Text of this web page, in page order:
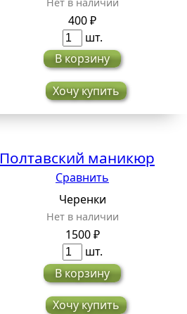
400 ₽
шт.
В корзину
Хочу купить
Полтавский маникюр
Сравнить
Черенки
Нет в наличии
1500 ₽
шт.
В корзину
Хочу купить